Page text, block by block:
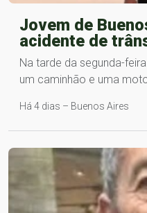
Jovem de
acidente de
Na tarde da segunda-
um caminhão e uma
Há 4 dias – Buenos Aires